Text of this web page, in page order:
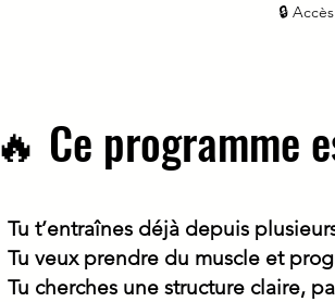
🔒
🔥 Ce programme
Tu t’entraînes déjà depuis
Tu veuxprendre du muscle et
Tu cherches une structure claire,